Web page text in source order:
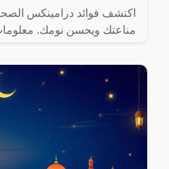
اكتشف فوائد درامينكس
مناعتك ويحسن نومك.